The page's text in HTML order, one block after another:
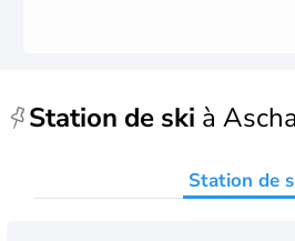
Station de ski à
Station de